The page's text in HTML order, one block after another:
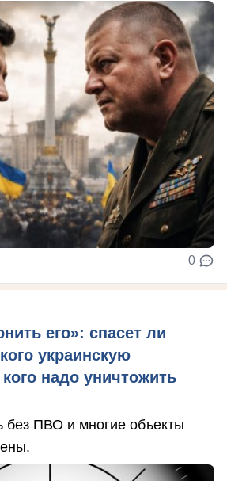
0
его»: спасет ли
украинскую
надо уничтожить
без ПВО и многие объекты